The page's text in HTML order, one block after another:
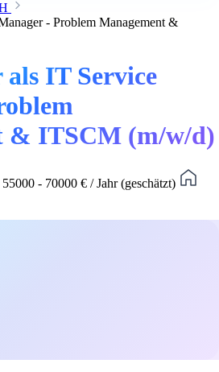
- Problem Management &
IT Service
& ITSCM (m/w/d)
55000 - 70000 € / Jahr (geschätzt)